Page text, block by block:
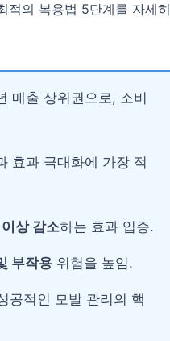
적의 복용법 5단계를 자세히
매출 상위권으로, 소비
효과 극대화에 가장 적
상 감소하는 효과 입증.
부작용 위험을 높임.
공적인 모발 관리의 핵